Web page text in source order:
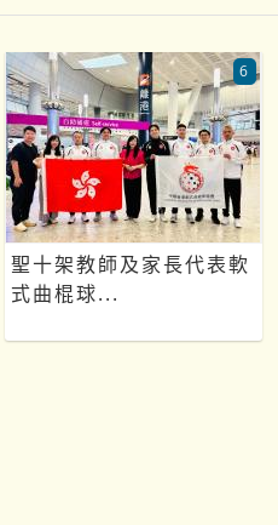
聖十架教師及家長代表軟
式曲棍球...
6